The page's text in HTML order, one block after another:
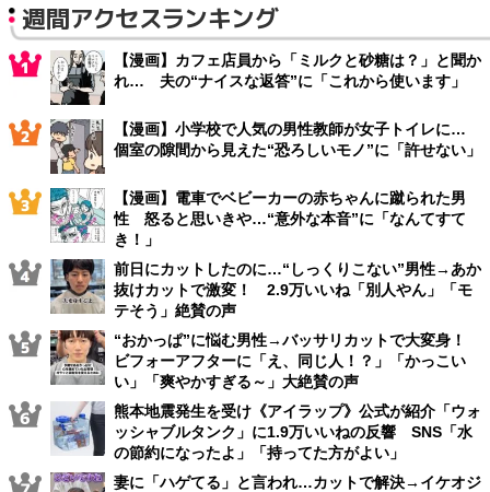
週間アクセスランキング
【漫画】カフェ店員から「ミルクと砂糖は？」と聞か
れ… 夫の“ナイスな返答”に「これから使います」
【漫画】小学校で人気の男性教師が女子トイレに…
個室の隙間から見えた“恐ろしいモノ”に「許せない」
【漫画】電車でベビーカーの赤ちゃんに蹴られた男
性 怒ると思いきや…“意外な本音”に「なんてすて
き！」
前日にカットしたのに…“しっくりこない”男性→あか
抜けカットで激変！ 2.9万いいね「別人やん」「モ
テそう」絶賛の声
“おかっぱ”に悩む男性→バッサリカットで大変身！
ビフォーアフターに「え、同じ人！？」「かっこい
い」「爽やかすぎる～」大絶賛の声
熊本地震発生を受け《アイラップ》公式が紹介「ウォ
ッシャブルタンク」に1.9万いいねの反響 SNS「水
の節約になったよ」「持ってた方がよい」
妻に「ハゲてる」と言われ…カットで解決→イケオジ